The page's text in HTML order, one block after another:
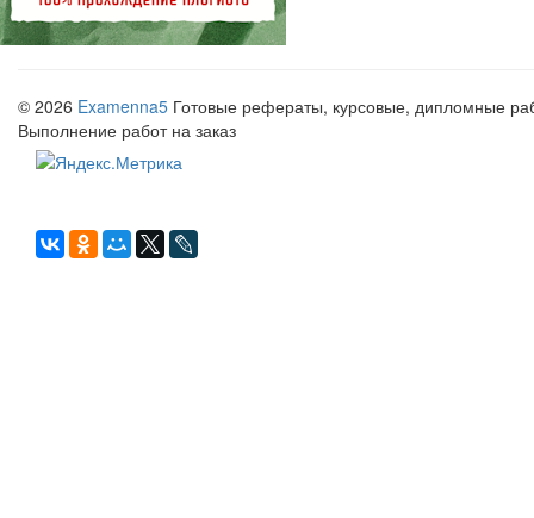
© 2026 Examenna5 Готовые рефераты, курсовые, дипломные
Выполнение работ на заказ